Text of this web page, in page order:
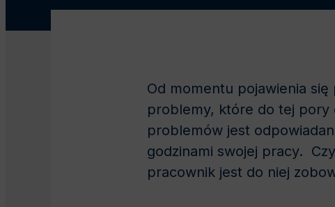
Od momentu pojawienia
problemy, które do tej pory
problemów jest
godzinami swojej pracy.
pracownik jest do niej